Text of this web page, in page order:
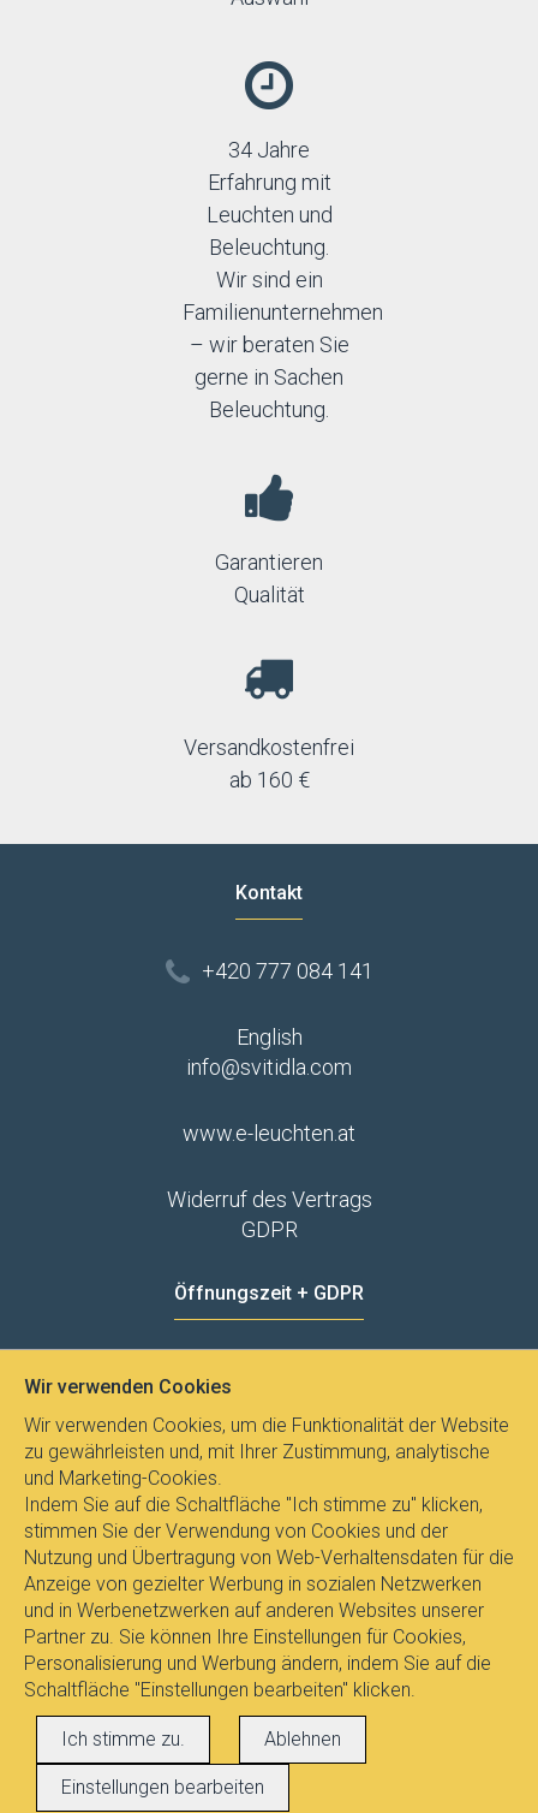
34 Jahre
Erfahrung mit
Leuchten und
Beleuchtung.
Wir sind ein
Familienunternehmen
– wir beraten Sie
gerne in Sachen
Beleuchtung.
Garantieren
Qualität
Versandkostenfrei
ab 160 €
Kontakt
+420 777 084 141
English
info@svitidla.com
www.e-leuchten.at
Widerruf des Vertrags
GDPR
Öffnungszeit + GDPR
Alle Rechte vorbehalten © 2017
LEUCHTEN.AT, Dipl.Ing. Pavel Janicek
Wir verwenden Cookies
Wir verwenden Cookies, um die Funktionalität der Website
zu gewährleisten und, mit Ihrer Zustimmung, analytische
und Marketing-Cookies.
Indem Sie auf die Schaltfläche "Ich stimme zu" klicken,
stimmen Sie der Verwendung von Cookies und der
Nutzung und Übertragung von Web-Verhaltensdaten für die
Anzeige von gezielter Werbung in sozialen Netzwerken
und in Werbenetzwerken auf anderen Websites unserer
Partner zu. Sie können Ihre Einstellungen für Cookies,
Personalisierung und Werbung ändern, indem Sie auf die
Schaltfläche "Einstellungen bearbeiten" klicken.
Ich stimme zu. Ablehnen
Einstellungen bearbeiten